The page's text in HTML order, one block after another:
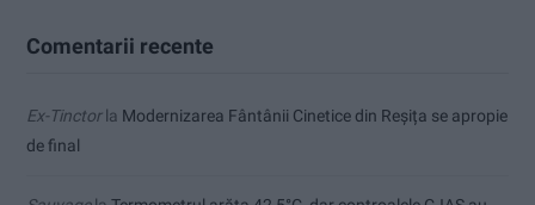
Comentarii recente
Ex-Tinctorla Modernizarea Fântânii Cinetice din Reșița se apropie
de final